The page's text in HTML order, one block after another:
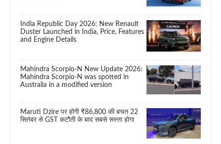
India Republic Day 2026: New Renault
Duster Launched in India, Price, Features
and Engine Details
Mahindra Scorpio-N New Update 2026:
Mahindra Scorpio-N was spotted in
Australia in a modified version
Maruti Dzire पर होगी ₹86,800 की बचत 22
सितंबर से GST कटौती के बाद सबसे सस्ता होगा